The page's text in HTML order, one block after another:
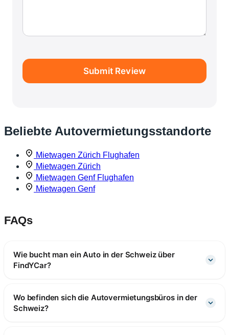
Submit Review
Beliebte Autovermietungsstandorte
Mietwagen Zürich Flughafen
Mietwagen Zürich
Mietwagen Genf Flughafen
Mietwagen Genf
FAQs
Wie bucht man ein Auto in der Schweiz über
FindYCar?
Wo befinden sich die Autovermietungsbüros in der
Schweiz?